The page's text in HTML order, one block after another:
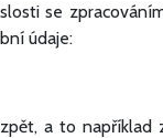
se
údaje:
a to například